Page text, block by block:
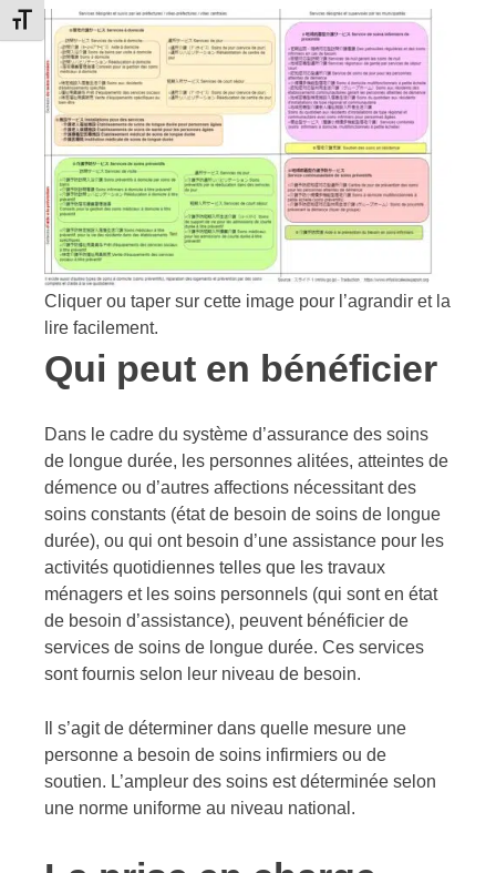
Changer la taille de la police
Cliquer ou taper sur cette image pour l’agrandir et la
lire facilement.
Qui peut en bénéficier
Dans le cadre du système d’assurance des soins
de longue durée, les personnes alitées, atteintes de
démence ou d’autres affections nécessitant des
soins constants (état de besoin de soins de longue
durée), ou qui ont besoin d’une assistance pour les
activités quotidiennes telles que les travaux
ménagers et les soins personnels (qui sont en état
de besoin d’assistance), peuvent bénéficier de
services de soins de longue durée. Ces services
sont fournis selon leur niveau de besoin.
Il s’agit de déterminer dans quelle mesure une
personne a besoin de soins infirmiers ou de
soutien. L’ampleur des soins est déterminée selon
une norme uniforme au niveau national.